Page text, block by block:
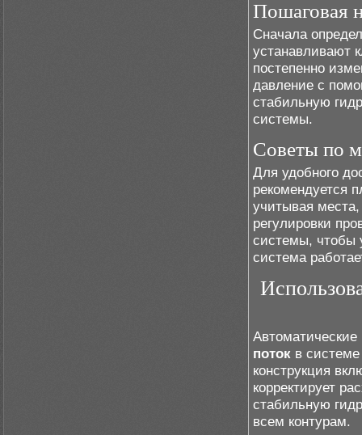
Пошаговая
Сначала
устанавливают
постепенно
давление с
стабильную
системы.
Советы по
Для удобного
рекомендуется
учитывая
регулировки
системы, чтобы
система
поток в
конструкция
корректирует
стабильную
всем контурам.